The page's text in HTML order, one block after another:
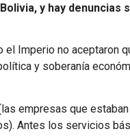
y hay denuncias
Imperio no aceptaron
y soberanía
empresas que
Antes los servicios